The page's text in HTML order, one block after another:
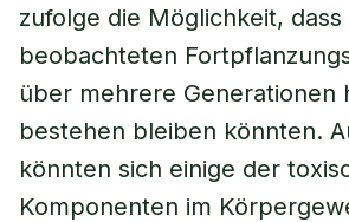
zufolge die Möglichkeit, dass
beobachteten
über mehrere Generationen
bestehen bleiben könnten.
könnten sich einige der
Komponenten im